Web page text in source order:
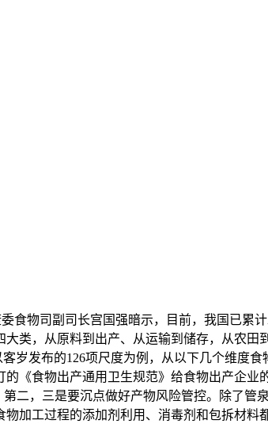
物司副司长宫国强暗示，目前，我国已累
类，从原料到出产、从运输到储存，从农田
岁发布的126项尺度为例，从以下几个维度
《食物出产通用卫生规范》给食物出产企业
二，三是要沉点做好产物风险管控。除了管
加工过程的添加剂利用、消毒剂和包拆材料